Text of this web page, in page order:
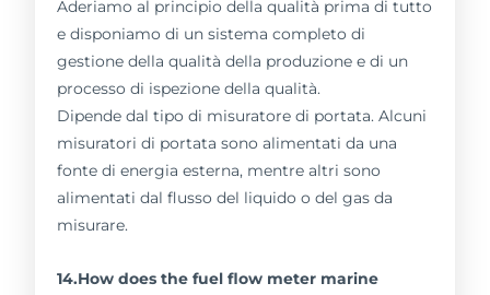
Aderiamo al principio della qualità prima di tutto
e disponiamo di un sistema completo di
gestione della qualità della produzione e di un
processo di ispezione della qualità.
Dipende dal tipo di misuratore di portata. Alcuni
misuratori di portata sono alimentati da una
fonte di energia esterna, mentre altri sono
alimentati dal flusso del liquido o del gas da
misurare.
14.How does the fuel flow meter marine